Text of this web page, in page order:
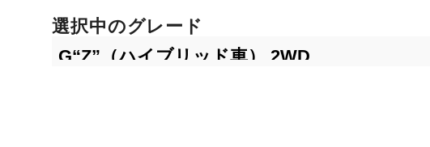
選択中のグレード